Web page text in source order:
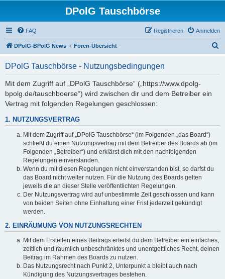
DPolG Tauschbörse
FAQ Anmelden
Registrieren
DPolG-BPolG News Foren-Übersicht
DPolG Tauschbörse - Nutzungsbedingungen
Mit dem Zugriff auf „DPolG Tauschbörse“ („https://www.dpolg-
bpolg.de/tauschboerse“) wird zwischen dir und dem Betreiber ein
Vertrag mit folgenden Regelungen geschlossen:
1. NUTZUNGSVERTRAG
Mit dem Zugriff auf „DPolG Tauschbörse“ (im Folgenden „das Board“)
schließt du einen Nutzungsvertrag mit dem Betreiber des Boards ab (im
Folgenden „Betreiber“) und erklärst dich mit den nachfolgenden
Regelungen einverstanden.
Wenn du mit diesen Regelungen nicht einverstanden bist, so darfst du
das Board nicht weiter nutzen. Für die Nutzung des Boards gelten
jeweils die an dieser Stelle veröffentlichten Regelungen.
Der Nutzungsvertrag wird auf unbestimmte Zeit geschlossen und kann
von beiden Seiten ohne Einhaltung einer Frist jederzeit gekündigt
werden.
2. EINRÄUMUNG VON NUTZUNGSRECHTEN
Mit dem Erstellen eines Beitrags erteilst du dem Betreiber ein einfaches,
zeitlich und räumlich unbeschränktes und unentgeltliches Recht, deinen
Beitrag im Rahmen des Boards zu nutzen.
Das Nutzungsrecht nach Punkt 2, Unterpunkt a bleibt auch nach
Kündigung des Nutzungsvertrages bestehen.